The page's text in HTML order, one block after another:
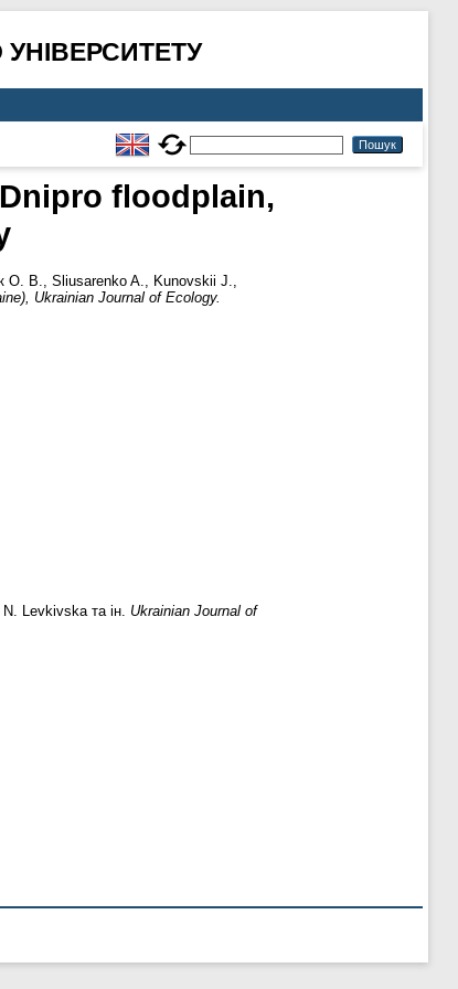
floodplain,
О. В., Sliusarenko A., Kunovskii J.,
Ukrainian Journal of Ecology.
Levkivska та ін. Ukrainian Journal of